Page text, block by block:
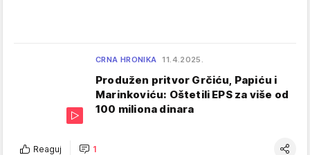
CRNA HRONIKA 11.4.2025.
Produžen pritvor Grčiću, Papiću i
Marinkoviću: Oštetili EPS za više od
100 miliona dinara
Reaguj 1